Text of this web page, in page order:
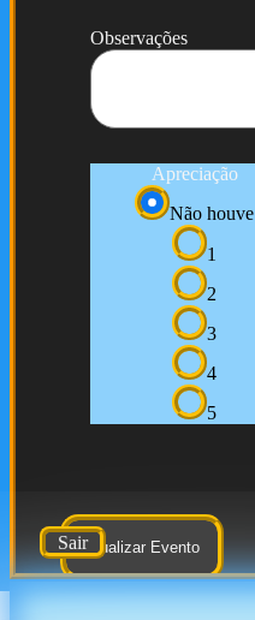
Observações
Apreciação
Não houve
1
2
3
4
5
Atualizar Evento
Sair